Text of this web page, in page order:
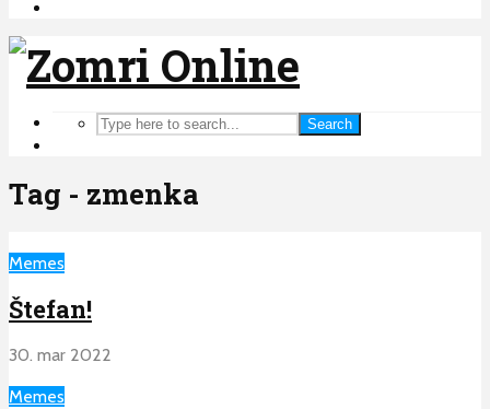
Search
Tag - zmenka
Memes
Štefan!
30. mar 2022
Memes